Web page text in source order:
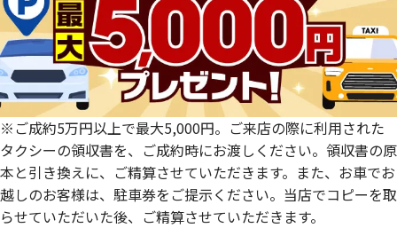
大分県
宮崎県
鹿児島県
※ご成約5万円以上で最大5,000円。ご来店の際に利用された
タクシーの領収書を、ご成約時にお渡しください。領収書の原
本と引き換えに、ご精算させていただきます。また、お車でお
越しのお客様は、駐車券をご提示ください。当店でコピーを取
らせていただいた後、ご精算させていただきます。